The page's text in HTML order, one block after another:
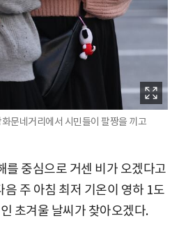
문네거리에서 시민들이 팔짱을 끼고
를 중심으로 거센 비가 오겠다고
음 주 아침 최저 기온이 영하 1도
초겨울 날씨가 찾아오겠다.